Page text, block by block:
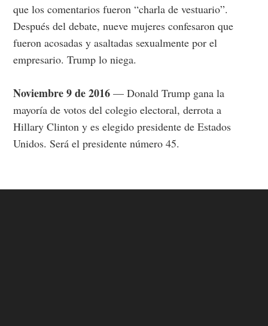
que los comentarios fueron “charla de vestuario”.
Después del debate, nueve mujeres confesaron que
fueron acosadas y asaltadas sexualmente por el
empresario. Trump lo niega.
Noviembre 9 de 2016 — Donald Trump gana la
mayoría de votos del colegio electoral, derrota a
Hillary Clinton y es elegido presidente de Estados
Unidos. Será el presidente número 45.